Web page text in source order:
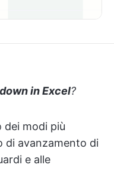
in Excel?
modi più
di avanzamento di
e alle